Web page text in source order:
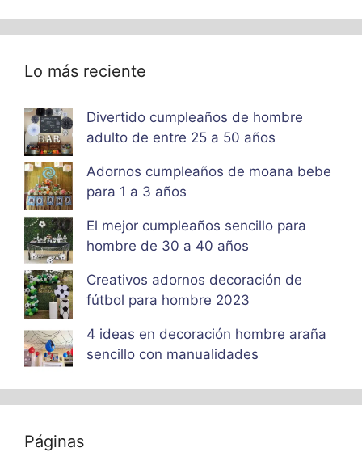
Lo más reciente
Divertido cumpleaños de hombre
adulto de entre 25 a 50 años
Adornos cumpleaños de moana bebe
para 1 a 3 años
El mejor cumpleaños sencillo para
hombre de 30 a 40 años
Creativos adornos decoración de
fútbol para hombre 2023
4 ideas en decoración hombre araña
sencillo con manualidades
Páginas